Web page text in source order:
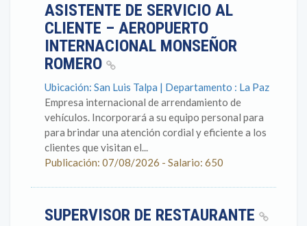
ASISTENTE DE SERVICIO AL
CLIENTE – AEROPUERTO
INTERNACIONAL MONSEÑOR
ROMERO
Ubicación: San Luis Talpa | Departamento : La Paz
Empresa internacional de arrendamiento de
vehículos. Incorporará a su equipo personal para
para brindar una atención cordial y eficiente a los
clientes que visitan el...
Publicación: 07/08/2026 - Salario: 650
SUPERVISOR DE RESTAURANTE